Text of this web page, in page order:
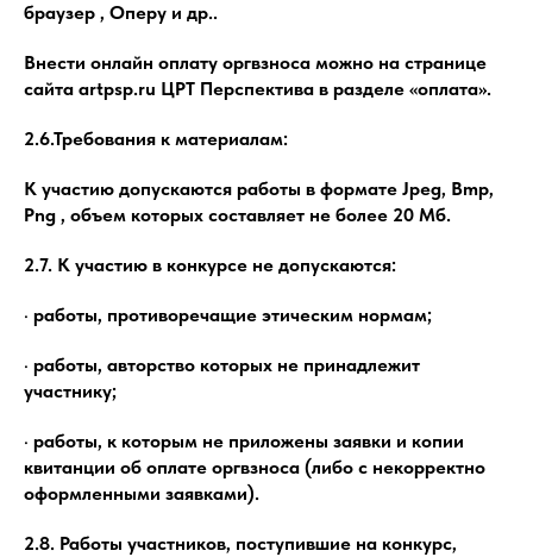
браузер , Оперу и др..
Внести онлайн оплату оргвзноса можно на странице
сайта artpsp.ru ЦРТ Перспектива в разделе «оплата».
2.6.Требования к материалам:
К участию допускаются работы в формате Jpeg, Bmp,
Png , объем которых составляет не более 20 Мб.
2.7. К участию в конкурсе не допускаются:
· работы, противоречащие этическим нормам;
· работы, авторство которых не принадлежит
участнику;
· работы, к которым не приложены заявки и копии
квитанции об оплате оргвзноса (либо с некорректно
оформленными заявками).
2.8. Работы участников, поступившие на конкурс,